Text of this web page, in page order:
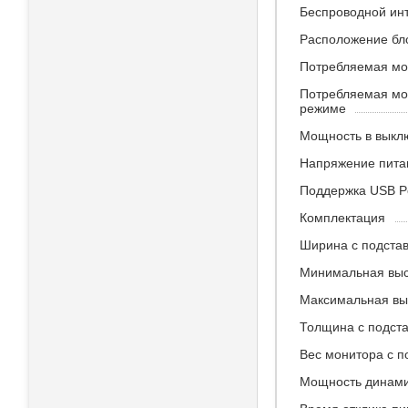
Беспроводной
Расположение
Потребляемая
Потребляемая
режиме
Мощность в
Напряжение
Поддержка USB
Комплектация
Ширина с
Минимальная
Максимальная
Толщина с
Вес монитора с
Мощность